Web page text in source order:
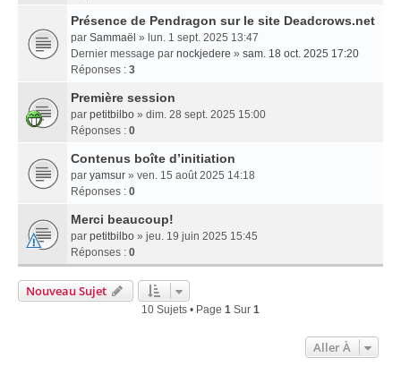
Présence de Pendragon sur le site Deadcrows.net
par Sammaël » lun. 1 sept. 2025 13:47
Dernier message par nockjedere » sam. 18 oct. 2025 17:20
Réponses : 3
Première session
par petitbilbo » dim. 28 sept. 2025 15:00
Réponses : 0
Contenus boîte d’initiation
par yamsur » ven. 15 août 2025 14:18
Réponses : 0
Merci beaucoup!
par petitbilbo » jeu. 19 juin 2025 15:45
Réponses : 0
Nouveau Sujet
10 Sujets • Page 1 Sur 1
Aller À